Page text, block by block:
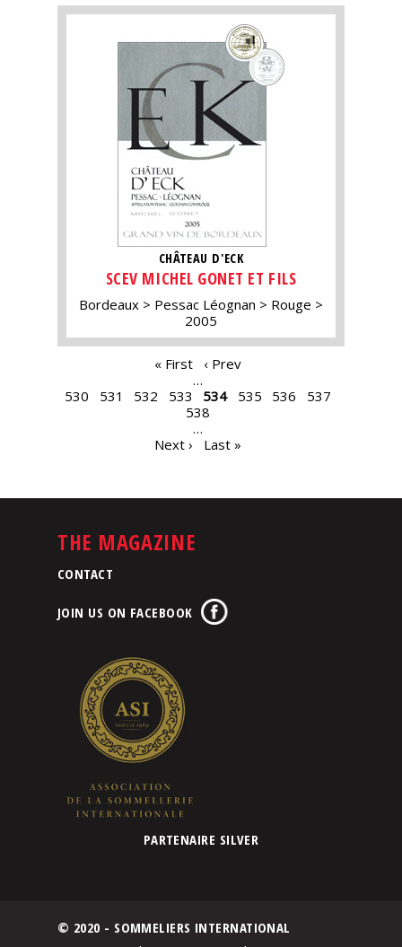
CHÂTEAU D'ECK
SCEV MICHEL GONET ET FILS
Bordeaux Pessac Léognan
Rouge
2005
« First
‹ Prev
…
530
531 532 533 534 535 536
537
538
…
Next ›
Last »
THE MAGAZINE
CONTACT
JOIN US ON FACEBOOK
PARTENAIRE SILVER
© 2020 - SOMMELIERS INTERNATIONAL